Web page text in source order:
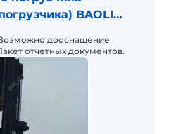
BAOLI
дооснащение
отчетных документов.